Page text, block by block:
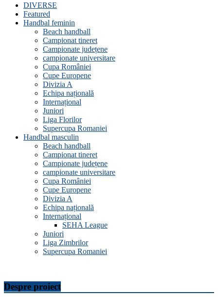
DIVERSE
Featured
Handbal feminin
Beach handball
Campionat tineret
Campionate județene
campionate universitare
Cupa României
Cupe Europene
Divizia A
Echipa națională
Internațional
Juniori
Liga Florilor
Supercupa Romaniei
Handbal masculin
Beach handball
Campionat tineret
Campionate județene
campionate universitare
Cupa României
Cupe Europene
Divizia A
Echipa națională
Internațional
SEHA League
Juniori
Liga Zimbrilor
Supercupa Romaniei
Despre proiect